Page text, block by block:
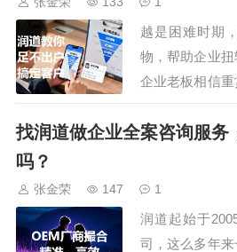
会还安排了
牌，占地
种润滑脂企
越是困难时期
物，帮助企业
企业老板相信
到位，招到精
但在实际操作中
就可以，5000…
找润道做企业全案咨询服务
吗？
张金荣 147 1
润道起始于
司，这么多年